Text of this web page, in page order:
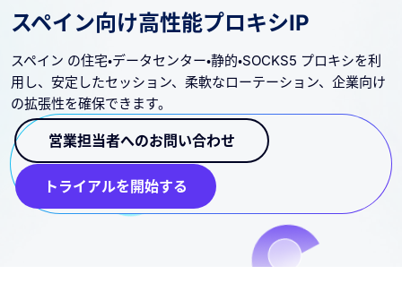
スペイン向け高性能プロキシIP
スペイン の住宅・データセンター・静的・SOCKS5 プロキシを利
用し、安定したセッション、柔軟なローテーション、企業向け
の拡張性を確保できます。
営業担当者へのお問い合わせ
トライアルを開始する